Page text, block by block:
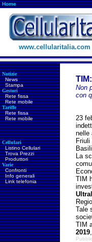
Home
www.cellularitalia.com
Notizie
News
Stampa
Gestori
Rete fissa
Rete mobile
Tariffe
Rete fissa
Rete mobile
Cellulari
Listino Cellulari
Trova Prezzi
Produttori
Varie
Confronti
Info generali
Link telefonia
Non
con
23
nelle
La
TIM
Tale
TIM
2019